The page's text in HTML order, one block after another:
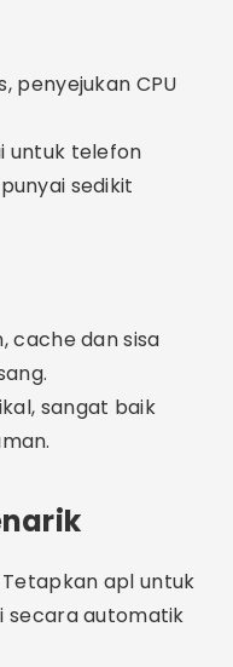
berbilang apl
apl
buatan untuk
terbaik.
Elakkan
sedikit
kedai
satu apl pada
telefon anda lebih